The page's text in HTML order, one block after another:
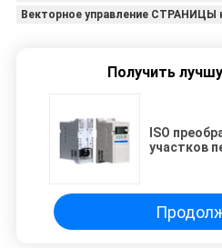
Векторное управление СТРАНИЦЫ
Получить
ISO
участков